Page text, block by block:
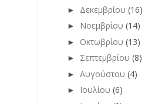
► Δεκεμβρίου (16)
► Νοεμβρίου (14)
► Οκτωβρίου (13)
► Σεπτεμβρίου (8)
► Αυγούστου (4)
► Ιουλίου (6)